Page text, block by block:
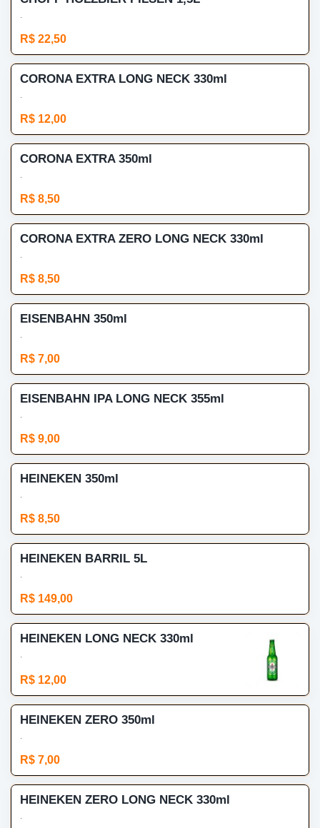
.
R$ 22,50
CORONA EXTRA LONG NECK 330ml
.
R$ 12,00
CORONA EXTRA 350ml
.
R$ 8,50
CORONA EXTRA ZERO LONG NECK 330ml
.
R$ 8,50
EISENBAHN 350ml
.
R$ 7,00
EISENBAHN IPA LONG NECK 355ml
.
R$ 9,00
HEINEKEN 350ml
.
R$ 8,50
HEINEKEN BARRIL 5L
.
R$ 149,00
HEINEKEN LONG NECK 330ml
.
R$ 12,00
HEINEKEN ZERO 350ml
.
R$ 7,00
HEINEKEN ZERO LONG NECK 330ml
.